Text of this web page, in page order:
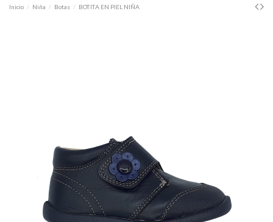
Inicio Niña Botas BOTITA EN PIEL NIÑA